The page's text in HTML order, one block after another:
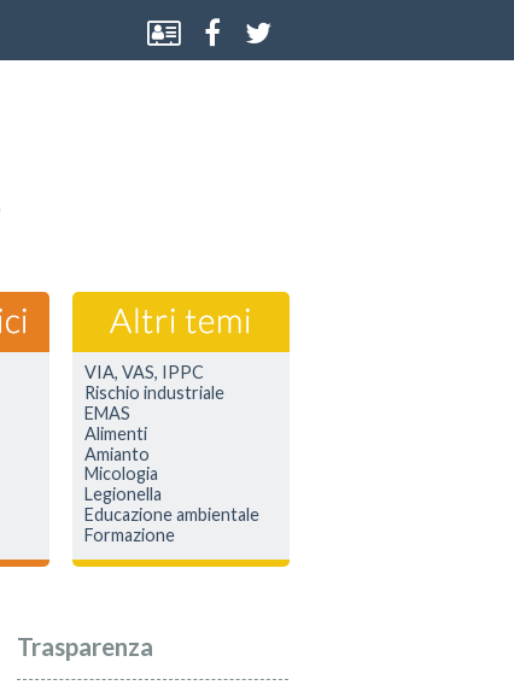
VIA, VAS, IPPC
Rischio industriale
EMAS
Alimenti
Amianto
Micologia
Legionella
Educazione ambientale
Formazione
Trasparenza